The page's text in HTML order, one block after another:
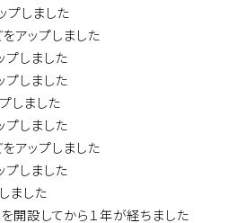
プしました
アップしました
プしました
プしました
しました
プしました
アップしました
プしました
ました
開設してから１年が経ちました